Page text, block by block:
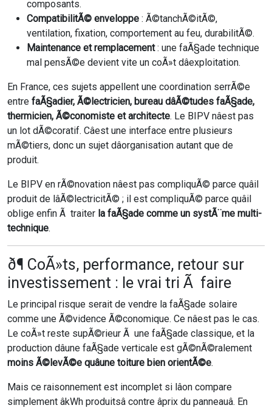
composants.
CompatibilitÃ© enveloppe : Ã©tanchÃ©itÃ©,
ventilation, fixation, comportement au feu, durabilitÃ©.
Maintenance et remplacement: une faÃ§ade technique
mal pensÃ©e devient vite un coÃ»t dâexploitation.
En France, ces sujets appellent une coordination serrÃ©e
entre faÃ§adier, Ã©lectricien, bureau dâÃ©tudes faÃ§ade,
thermicien, Ã©conomiste et architecte. Le BIPV nâest pas
un lot dÃ©coratif. Câest une interface entre plusieurs
mÃ©tiers, donc un sujet dâorganisation autant que de
produit.
Le BIPV en rÃ©novation nâest pas compliquÃ© parce quâil
produit de lâÃ©lectricitÃ© ; il est compliquÃ© parce quâil
oblige enfin Ã traiter la faÃ§ade comme un systÃ¨me multi-
technique.
ð¶ CoÃ»ts, performance, retour sur
investissement : le vrai tri Ã faire
Le principal risque serait de vendre la faÃ§ade solaire
comme une Ã©vidence Ã©conomique. Ce nâest pas le cas.
Le coÃ»t reste supÃ©rieur Ã une faÃ§ade classique, et la
production dâune faÃ§ade verticale est gÃ©nÃ©ralement
moins Ã©levÃ©e quâune toiture bien orientÃ©e.
Mais ce raisonnement est incomplet si lâon compare
simplement âkWh produitsâ contre âprix du panneauâ. En